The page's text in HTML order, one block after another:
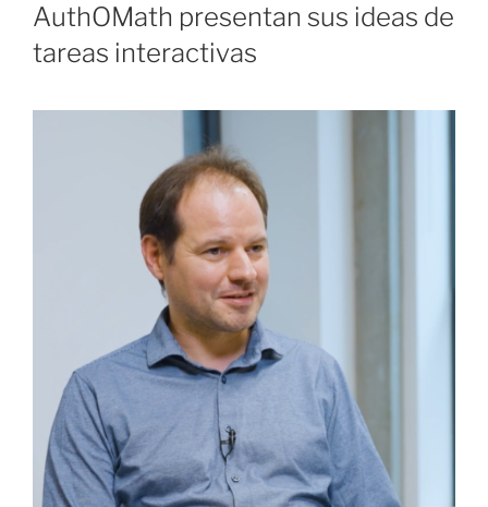
AuthOMath presentan sus ideas de
tareas interactivas